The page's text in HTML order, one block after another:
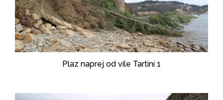
Plaz naprej od vile Tartini 1